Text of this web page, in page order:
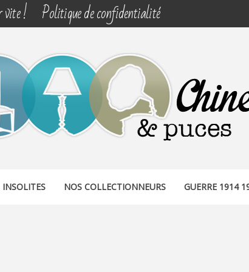
vite ! Politique de confidentialité
PUCES
INSOLITES NOS COLLECTIONNEURS GUERRE 1914